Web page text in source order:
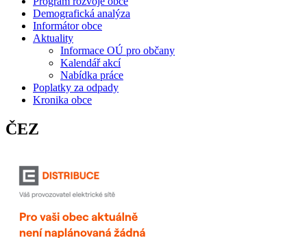
Demografická analýza
Informátor obce
Aktuality
Informace OÚ pro občany
Kalendář akcí
Nabídka práce
Poplatky za odpady
Kronika obce
ČEZ